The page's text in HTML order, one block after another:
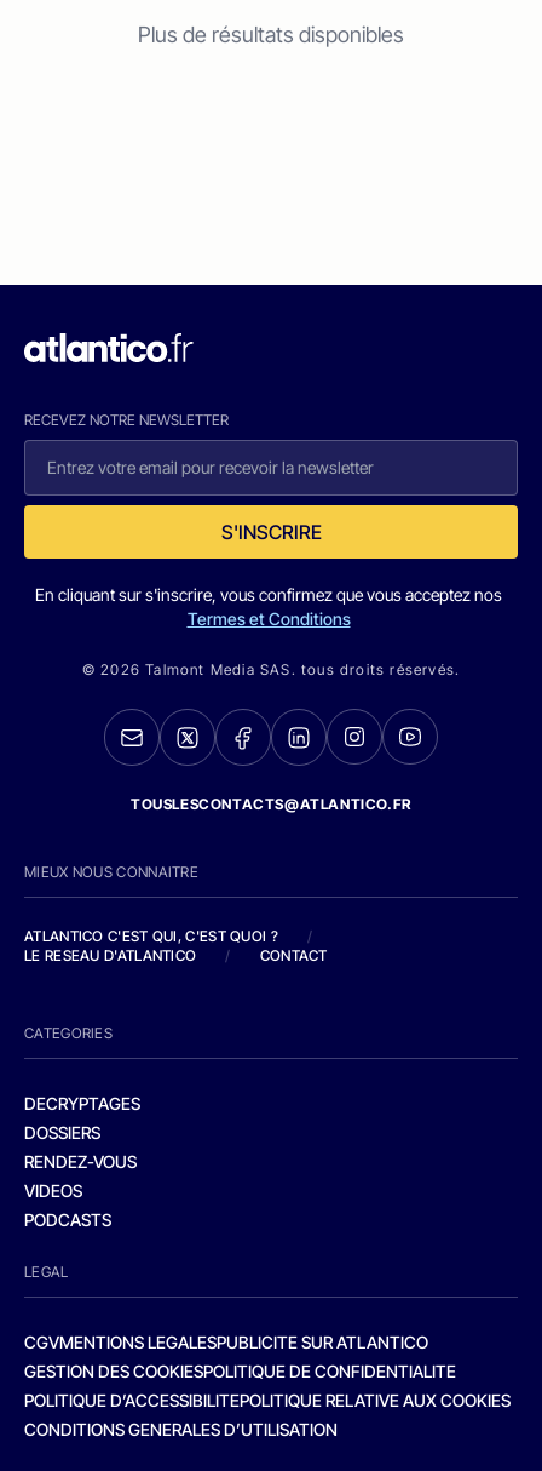
Plus de résultats disponibles
RECEVEZ NOTRE NEWSLETTER
S'INSCRIRE
En cliquant sur s'inscrire, vous confirmez que vous acceptez nos
Termes et Conditions
© 2026 Talmont Media SAS. tous droits réservés.
TOUSLESCONTACTS@ATLANTICO.FR
MIEUX NOUS CONNAITRE
ATLANTICO C'EST QUI, C'EST QUOI ?
/
LE RESEAU D'ATLANTICO
/ CONTACT
CATEGORIES
DECRYPTAGES
DOSSIERS
RENDEZ-VOUS
VIDEOS
PODCASTS
LEGAL
CGVMENTIONS LEGALESPUBLICITE SUR ATLANTICO
GESTION DES COOKIESPOLITIQUE DE CONFIDENTIALITE
POLITIQUE D’ACCESSIBILITEPOLITIQUE RELATIVE AUX COOKIES
CONDITIONS GENERALES D’UTILISATION